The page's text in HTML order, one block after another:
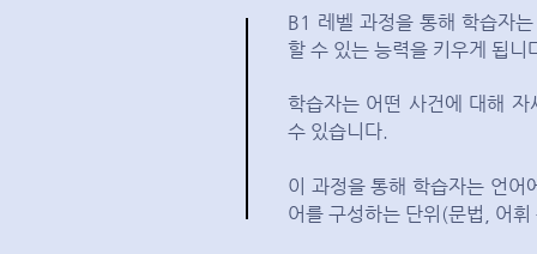
B1 레벨 과정을 통해 학습자
할 수 있는 능력을 키우게 됩니
학습자는 어떤 사건에 대해
수 있습니다.
이 과정을 통해 학습자는 언어
어를 구성하는 단위(문법, 어